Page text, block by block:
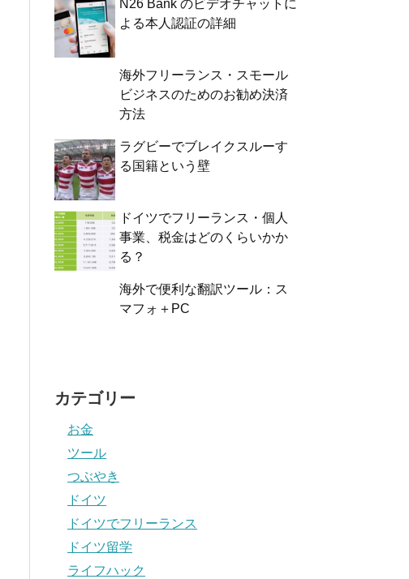
N26 Bank のビデオチャットに
よる本人認証の詳細
海外フリーランス・スモール
ビジネスのためのお勧め決済
方法
ラグビーでブレイクスルーす
る国籍という壁
ドイツでフリーランス・個人
事業、税金はどのくらいかか
る？
海外で便利な翻訳ツール：ス
マフォ＋PC
カテゴリー
お金
ツール
つぶやき
ドイツ
ドイツでフリーランス
ドイツ留学
ライフハック